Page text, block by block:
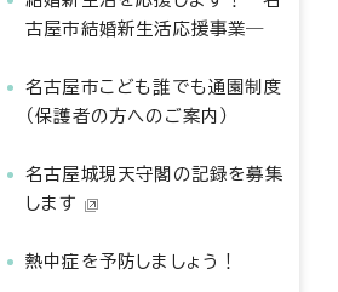
古屋市結婚新生活応援事業―
名古屋市こども誰でも通園制度
（保護者の方へのご案内）
名古屋城現天守閣の記録を募集
します
熱中症を予防しましょう！